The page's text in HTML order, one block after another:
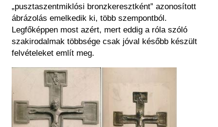
„pusztaszentmiklósi bronzkeresztként” azonosított
ábrázolás emelkedik ki, több szempontból.
Legfőképpen most azért, mert eddig a róla szóló
szakirodalmak többsége csak jóval később készült
felvételeket említ meg.